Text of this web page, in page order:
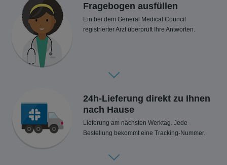
Fragebogen ausfüllen
Ein bei dem General Medical Council
registrierter Arzt überprüft Ihre Antworten.
24h-Lieferung direkt zu Ihnen
nach Hause
Lieferung am nächsten Werktag. Jede
Bestellung bekommt eine Tracking-Nummer.